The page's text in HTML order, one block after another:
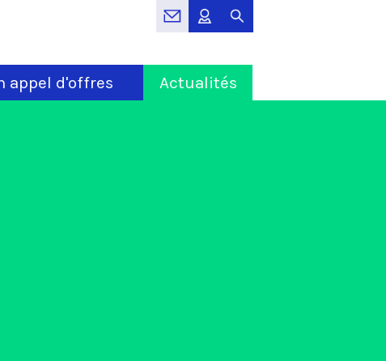
appel d'offres Actualités